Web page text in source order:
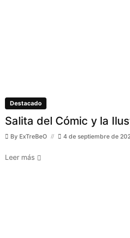
Destacado
Salita del Cómic y la
By ExTreBeO 4 de septiembre de
Leer más